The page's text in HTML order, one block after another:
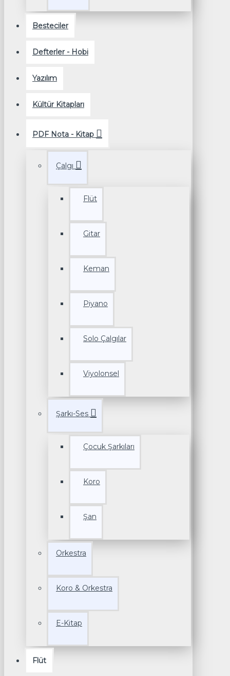
Besteciler
Defterler - Hobi
Yazılım
Kültür Kitapları
PDF Nota - Kitap
Çalgı
Flüt
Gitar
Keman
Piyano
Solo Çalgılar
Viyolonsel
Şarkı-Ses
Çocuk Şarkıları
Koro
Şan
Orkestra
Koro & Orkestra
E-Kitap
Flüt